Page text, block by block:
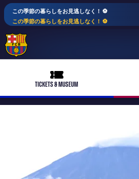
この季節の暮らしをお見逃しなく！ ⚽️
この季節の暮らしをお見逃しなく！ ⚽️
ticket-full
TICKETS & MUSEUM
plusicon
label.aria.plus
トップチーム